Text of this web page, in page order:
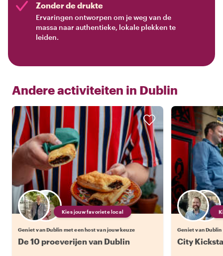
Zonder de drukte
Ervaringen ontworpen om je weg van de
massa naar authentieke, lokale plekken te
leiden.
Andere activiteiten in Dublin
Kies jouw favoriete local
Geniet van Dublin met een host van jouw keuze
De 10 proeverijen van Dublin
Geniet van Dublin
City